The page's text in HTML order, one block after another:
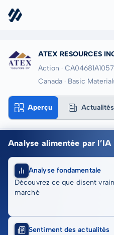
ATEX RESOURCES
Action · CA04681A1057
Canada · Basic
Aperçu Actualités
Analyse alimentée par l’IA
Analyse fondamentale
Découvrez ce que disent
marché
Sentiment des actualités